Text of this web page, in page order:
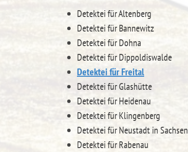
Detektei für Altenberg
Detektei für Bannewitz
Detektei für Dohna
Detektei für Dippoldiswalde
Detektei für Freital
Detektei für Glashütte
Detektei für Heidenau
Detektei für Klingenberg
Detektei für Neustadt in Sachsen
Detektei für Rabenau